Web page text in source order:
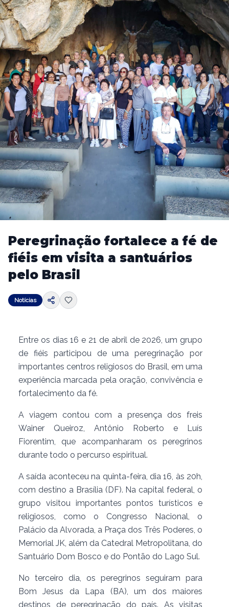
Peregrinação fortalece a fé de
fiéis em visita a santuários
pelo Brasil
Notícias
Entre os dias 16 e 21 de abril de 2026, um grupo
de fiéis participou de uma peregrinação por
importantes centros religiosos do Brasil, em uma
experiência marcada pela oração, convivência e
fortalecimento da fé.
A viagem contou com a presença dos freis
Wainer Queiroz, Antônio Roberto e Luís
Fiorentim, que acompanharam os peregrinos
durante todo o percurso espiritual.
A saída aconteceu na quinta-feira, dia 16, às 20h,
com destino a Brasília (DF). Na capital federal, o
grupo visitou importantes pontos turísticos e
religiosos, como o Congresso Nacional, o
Palácio da Alvorada, a Praça dos Três Poderes, o
Memorial JK, além da Catedral Metropolitana, do
Santuário Dom Bosco e do Pontão do Lago Sul.
No terceiro dia, os peregrinos seguiram para
Bom Jesus da Lapa (BA), um dos maiores
destinos de peregrinação do país. As visitas